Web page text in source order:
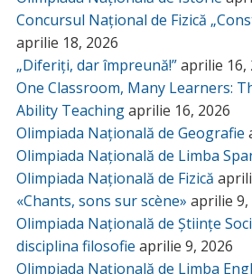
Concursul Național de Fizică
aprilie 18, 2026
„Diferiți, dar împreună!”aprilie 16,
One Classroom, Many Learners:
Ability Teachingaprilie 16, 2026
Olimpiada Națională de Geografie
Olimpiada Națională de Limba
Olimpiada Națională de Fizică
«Chants, sons sur scène» aprilie 9,
Olimpiada Națională de Științe
disciplina filosofie aprilie 9, 2026
Olimpiada Națională de Limba